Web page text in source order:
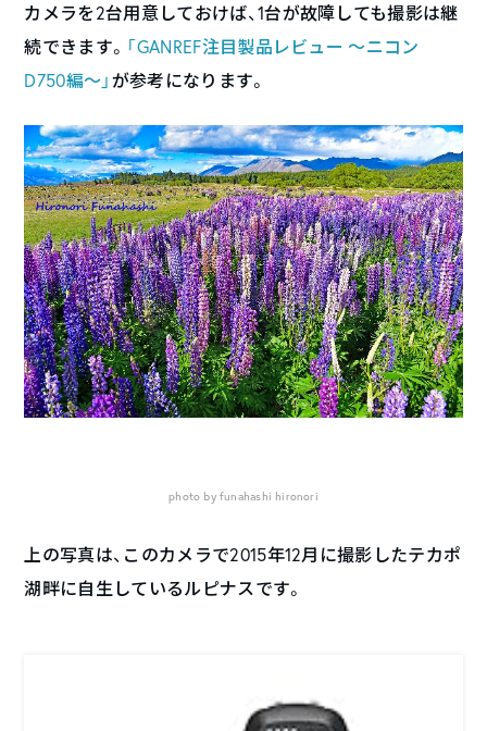
カメラを2台用意しておけば、1台が故障しても撮影は継
続できます。 「GANREF注目製品レビュー ～ニコン
D750編～」 が参考になります。
photo by funahashi hironori
上の写真は、このカメラで2015年12月に撮影したテカポ
湖畔に自生しているルピナスです。